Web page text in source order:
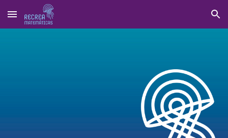
Skip to main content Skip to navigation